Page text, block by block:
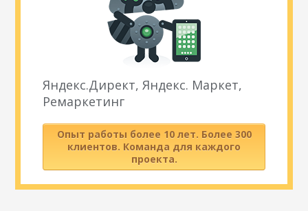
Яндекс.Директ, Яндекс. Маркет,
Ремаркетинг
Опыт работы более 10 лет. Более 300
клиентов. Команда для каждого
проекта.